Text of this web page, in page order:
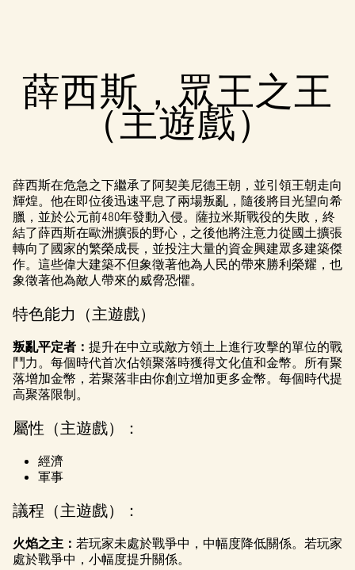
A
c
p
t
&
P
l
a
y
「播
放」
即表
示你
同意
YouTu
be的
隱私
權政
薛西斯，眾王之王
（主遊戲）
薛西斯在危急之下繼承了阿契美尼德王朝，並引領王朝走向
輝煌。他在即位後迅速平息了兩場叛亂，隨後將目光望向希
臘，並於公元前480年發動入侵。薩拉米斯戰役的失敗，終
結了薛西斯在歐洲擴張的野心，之後他將注意力從國土擴張
轉向了國家的繁榮成長，並投注大量的資金興建眾多建築傑
作。這些偉大建築不但象徵著他為人民的帶來勝利榮耀，也
象徵著他為敵人帶來的威脅恐懼。
特色能力（主遊戲）
叛亂平定者： 提升在中立或敵方領土上進行攻擊的單位的戰
鬥力。每個時代首次佔領聚落時獲得文化值和金幣。所有聚
落增加金幣，若聚落非由你創立增加更多金幣。每個時代提
高聚落限制。
屬性（主遊戲）：
經濟
軍事
議程（主遊戲）：
火焰之主： 若玩家未處於戰爭中，中幅度降低關係。若玩家
處於戰爭中，小幅度提升關係。